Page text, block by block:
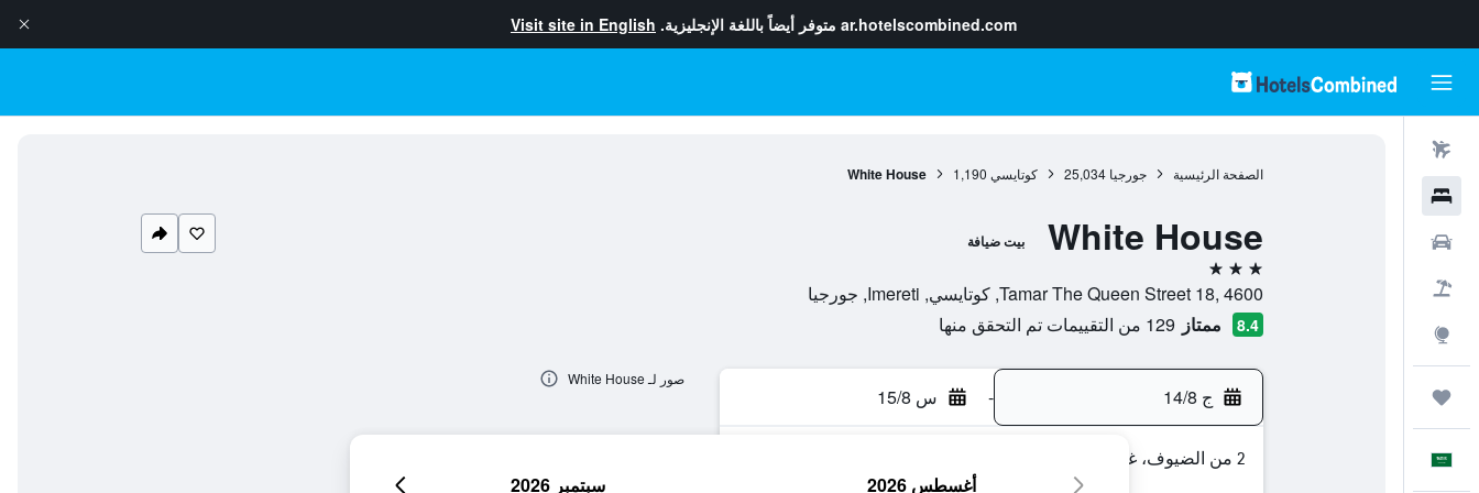
ar.hotelscombined.com متوفر أيضاً باللغة الإنجليزية. Visit site in English
الصفحة الرئيسية جورجيا 25,034 كوتايسي 1,190
White House
White House بيت ضيافة
3 نجوم
Tamar The Queen Street 18, 4600, كوتايسي, Imereti, جورجيا
8.4 ممتاز 129 من التقييمات تم التحقق منها
ج 14/8 - س 15/8
2 من الضيوف، غرفة واحدة
صور لـ White House
أغسطس 2026 سبتمبر 2026